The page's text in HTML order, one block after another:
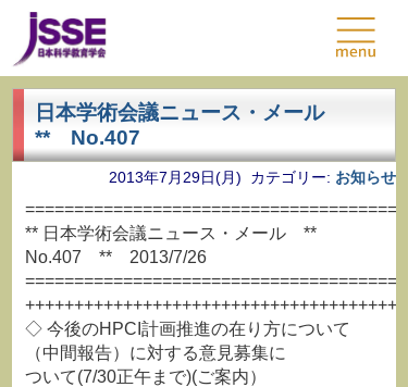
日本学術会議ニュース・メール
** No.407
2013年7月29日(月) カテゴリー: お知らせ
** 日本学術会議ニュース・メール **
No.407 ** 2013/7/26
◇ 今後のHPCI計画推進の在り方について
（中間報告）に対する意見募集に
ついて(7/30正午まで)(ご案内）